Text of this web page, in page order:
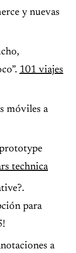
y nuevas
101 viajes
móviles a
technica
para
a